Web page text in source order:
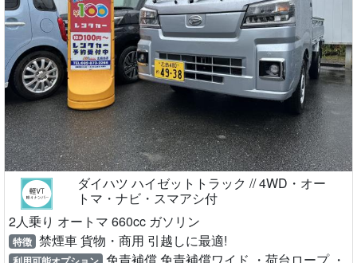
ダイハツ ハイゼットトラック // 4WD・オー
トマ・ナビ・スマアシ付
2人乗り オートマ 660cc ガソリン
特徴 禁煙車 貨物・商用 引越しに最適!
免責補償 免責補償ワイド ・荷台ロープ ・